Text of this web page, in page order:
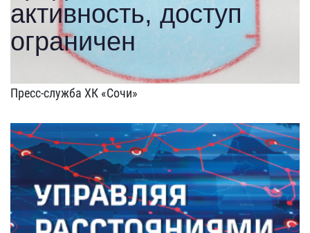
Пресс-служба ХК «Сочи»